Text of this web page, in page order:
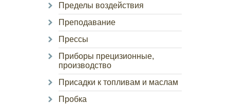
Пределы воздействия
Преподавание
Прессы
Приборы прецизионные,
производство
Присадки к топливам и маслам
Пробка